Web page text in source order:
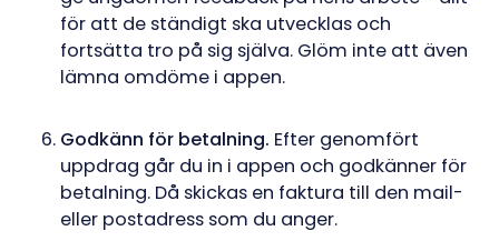
för att de ständigt ska utvecklas och
fortsätta tro på sig själva. Glöm inte att även
lämna omdöme i appen.
Godkänn för betalning. Efter genomfört
uppdrag går du in i appen och godkänner för
betalning. Då skickas en faktura till den mail-
eller postadress som du anger.